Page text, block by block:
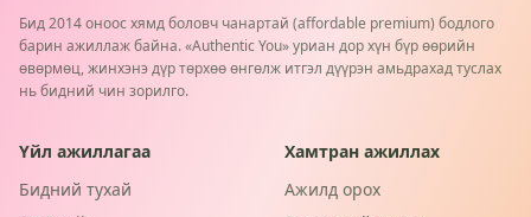
Бид 2014 оноос хямд боловч чанартай (affordable premium) бодлого
барин ажиллаж байна. «Authentic You» уриан дор хүн бүр өөрийн
өвөрмөц, жинхэнэ дүр төрхөө өнгөлж итгэл дүүрэн амьдрахад туслах
нь бидний чин зорилго.
Үйл ажиллагаа
Бидний тухай
Хамтран ажиллах
Ажилд орох